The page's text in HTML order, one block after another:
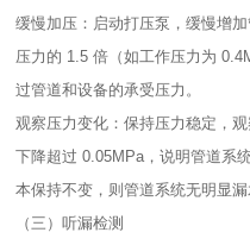
缓慢加压：启动打压泵，缓慢增
压力的 1.5 倍（如工作压力为
过管道和设备的承受压力。​
观察压力变化：保持压力稳定，
下降超过 0.05MPa，说明管道系
本保持不变，则管道系统无明显漏
（三）听漏检测​